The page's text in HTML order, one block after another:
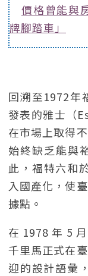
價格曾能與
牌腳踏車」
回溯至1972年
發表的雅士（
在市場上取得
始終缺乏能與
此，福特六和
入國產化，使
據點。
在 1978 年 5
千里馬正式在
迎的設計語彙